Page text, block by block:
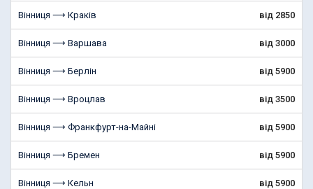
Вінниця ⟶ Краків від 2850
Вінниця ⟶ Варшава від 3000
Вінниця ⟶ Берлін від 5900
Вінниця ⟶ Вроцлав від 3500
Вінниця ⟶ Франкфурт-на-Майні від 5900
Вінниця ⟶ Бремен від 5900
Вінниця ⟶ Кельн від 5900